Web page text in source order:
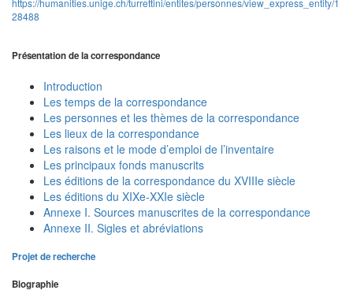
28488
Présentation de la correspondance
Introduction
Les temps de la correspondance
Les personnes et les thèmes de la correspondance
Les lieux de la correspondance
Les raisons et le mode d’emploi de l’inventaire
Les principaux fonds manuscrits
Les éditions de la correspondance du XVIIIe siècle
Les éditions du XIXe-XXIe siècle
Annexe I. Sources manuscrites de la correspondance
Annexe II. Sigles et abréviations
Projet de recherche
Biographie